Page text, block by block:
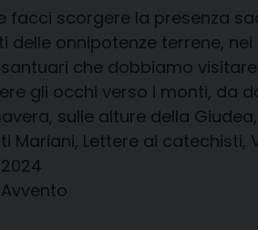
facci scorgere la presenza
delle onnipotenze terrene,
che dobbiamo
gli occhi verso i monti, da
sulle alture della
Mariani, Lettere ai catechisti,